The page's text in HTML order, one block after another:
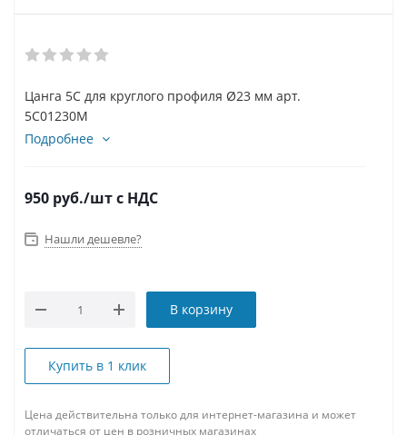
Цанга 5С для круглого профиля Ø23 мм арт.
5C01230M
Подробнее
950 руб./штс НДС
Нашли дешевле?
В корзину
Купить в 1 клик
Цена действительна только для интернет-магазина и может
отличаться от цен в розничных магазинах